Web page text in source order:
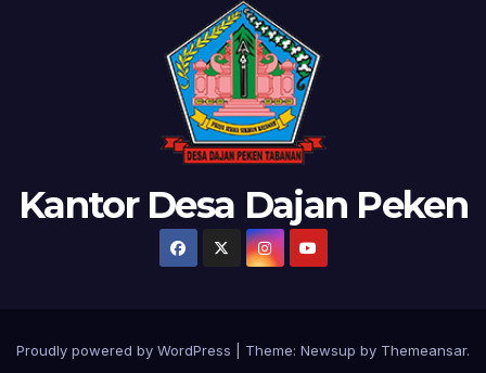
Kantor Desa Dajan Peken
Proudly powered by WordPress Theme: Newsup by Themeansar.